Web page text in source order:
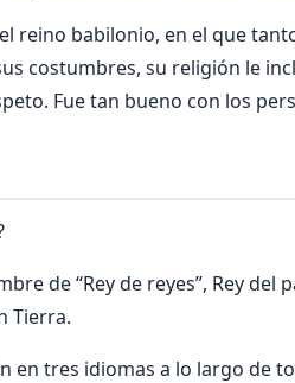
reino babilonio, en el que
costumbres, su religión le
Fue tan bueno con los
de “Rey de reyes”, Rey del
Tierra.
en tres idiomas a lo largo de